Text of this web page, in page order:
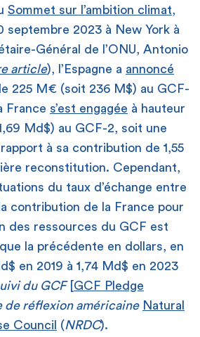
Sommet sur l’ambition climat,
septembre 2023 à New York à
Général de l’ONU, Antonio
article), l’Espagne a annoncé
225 M€ (soit 236 M$) au GCF-
France s’est engagée à hauteur
Md$) au GCF-2, soit une
à sa contribution de 1,55
reconstitution. Cependant,
du taux d’échange entre
contribution de la France pour
des ressources du GCF est
la précédente en dollars, en
en 2019 à 1,74 Md$ en 2023
du GCF[GCF Pledge
de réflexion américaine Natural
Council
(NRDC).